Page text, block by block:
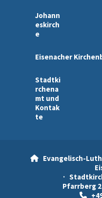
Johann
eskirch
e
Eisenacher
Stadtki
rchena
mt und
Kontak
te

Evangelisch-
·
Pfarrberg
+49